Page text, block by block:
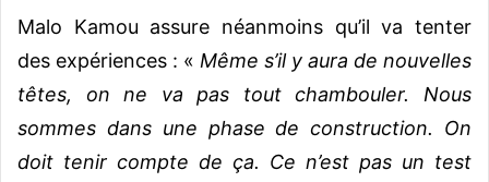
Malo Kamou assure néanmoins qu’il va tenter
des expériences : « Même s’il y aura de nouvelles
têtes, on ne va pas tout chambouler. Nous
sommes dans une phase de construction. On
doit tenir compte de ça. Ce n’est pas un test